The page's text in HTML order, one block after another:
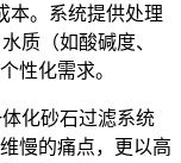
本。系统提供处理
质（如酸碱度、
性化需求。
化砂石过滤系统
慢的痛点，更以高